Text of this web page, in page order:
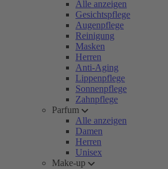
Alle anzeigen
Gesichtspflege
Augenpflege
Reinigung
Masken
Herren
Anti-Aging
Lippenpflege
Sonnenpflege
Zahnpflege
Parfum
Alle anzeigen
Damen
Herren
Unisex
Make-up